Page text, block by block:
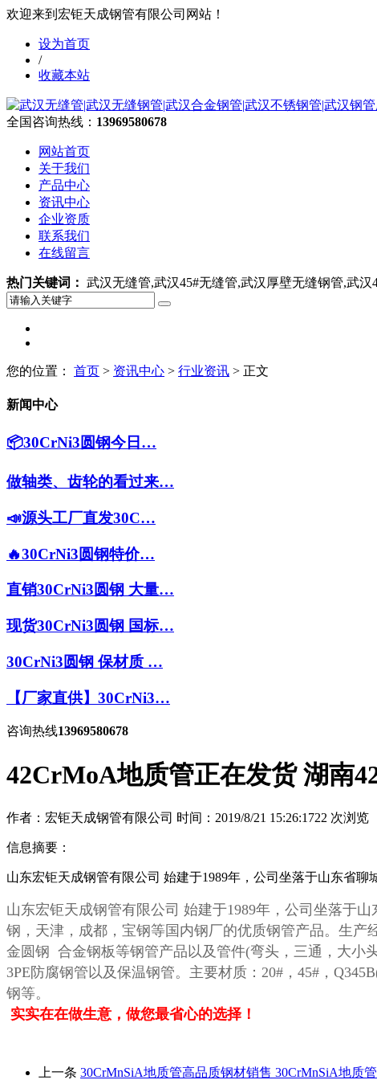
欢迎来到宏钜天成钢管有限公司网站！
设为首页
/
收藏本站
全国咨询热线： 13969580678
网站首页
关于我们
产品中心
资讯中心
企业资质
联系我们
在线留言
热门关键词： 武汉无缝管,武汉45#无缝管,武汉厚壁无缝钢管,武汉
您的位置： 首页 > 资讯中心 > 行业资讯 > 正文
新闻中心
📦30CrNi3圆钢今日…
做轴类、齿轮的看过来…
📣源头工厂直发30C…
🔥30CrNi3圆钢特价…
直销30CrNi3圆钢 大量…
现货30CrNi3圆钢 国标…
30CrNi3圆钢 保材质 …
【厂家直供】30CrNi3…
咨询热线13969580678
42CrMoA地质管正在发货 湖南
作者：宏钜天成钢管有限公司 时间：2019/8/21 15:26:1722 次浏览
信息摘要：
山东宏钜天成钢管有限公司 始建于1989年，公司坐落于山东省
山东宏钜天成钢管有限公司 始建于1989年，公司坐落于山
钢，天津，成都，宝钢等国内钢厂的优质钢管产品。生产
金圆钢 合金钢板等钢管产品以及管件(弯头，三通，大小
3PE 防腐钢管以及保温钢管。主要材质： 20# ， 45# ，
钢等。
实实在在做生意，做您最省心的选择！
上一条 30CrMnSiA地质管高品质钢材销售 30CrMnSiA地质